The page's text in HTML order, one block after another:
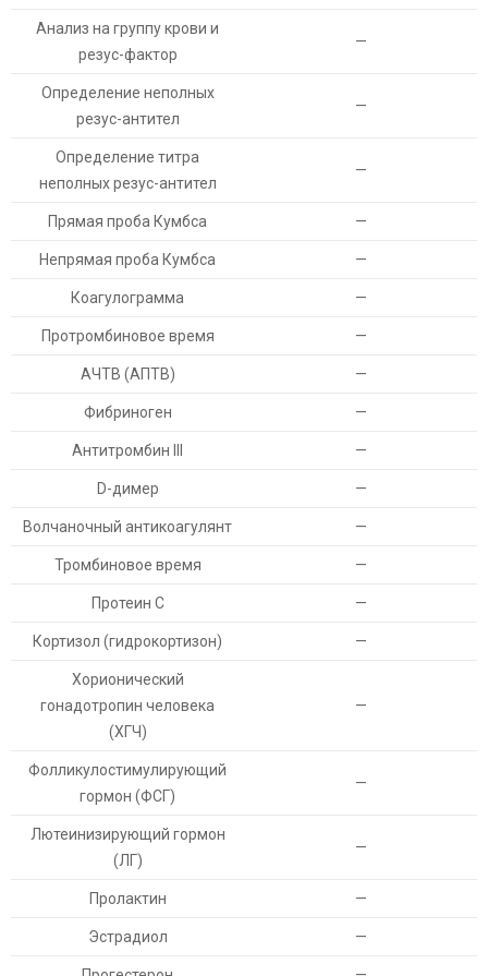
Анализ на группу крови и
резус-фактор
—
Определение неполных
резус-антител
—
Определение титра
неполных резус-антител
—
Прямая проба Кумбса —
Непрямая проба Кумбса —
Коагулограмма —
Протромбиновое время —
АЧТВ (АПТВ) —
Фибриноген —
Антитромбин III —
D-димер —
Волчаночный антикоагулянт —
Тромбиновое время —
Протеин С —
Кортизол (гидрокортизон) —
Хорионический
гонадотропин человека
(ХГЧ)
—
Фолликулостимулирующий
гормон (ФСГ)
—
Лютеинизирующий гормон
(ЛГ)
—
Пролактин —
Эстрадиол —